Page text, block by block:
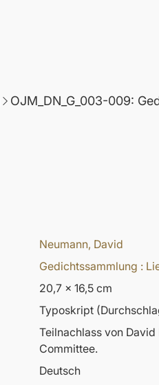
OJM_DN_G_003-009:
Neumann, David
Gedichtssammlung :
20,7 x 16,5 cm
Typoskript
Teilnachlass von
Committee.
Deutsch